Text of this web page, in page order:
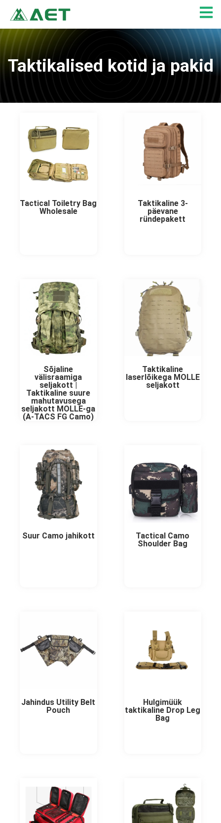
content
Taktikalised kotid ja pakid
Tactical Toiletry Bag
Wholesale
Taktikaline 3-
päevane
ründepakett
Sõjaline
välisraamiga
seljakott |
Taktikaline suure
mahutavusega
seljakott MOLLE-ga
(A-TACS FG Camo)
Taktikaline
laserlõikega MOLLE
seljakott
Suur Camo jahikott
Tactical Camo
Shoulder Bag
Jahindus Utility Belt
Pouch
Hulgimüük
taktikaline Drop Leg
Bag